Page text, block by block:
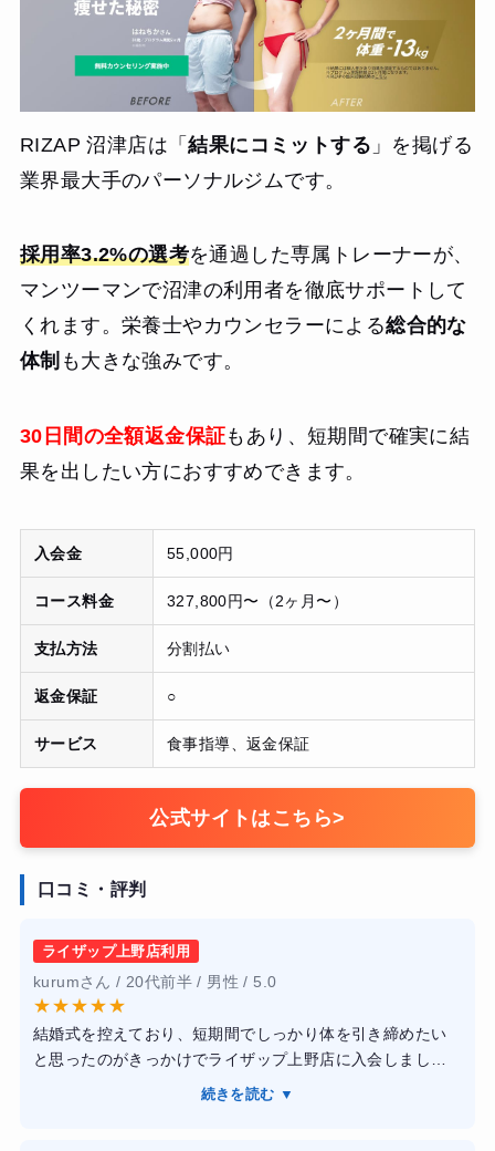
RIZAP 沼津店は「結果にコミットする 」を掲げる
業界最大手のパーソナルジムです。
採用率3.2%の選考を通過した専属トレーナーが、
マンツーマンで沼津の利用者を徹底サポートして
くれます。栄養士やカウンセラーによる総合的な
体制 も大きな強みです。
30日間の全額返金保証もあり、短期間で確実に結
果を出したい方におすすめできます。
入会金 55,000円
コース料金 327,800円〜（2ヶ月〜）
支払方法 分割払い
返金保証 ○
サービス 食事指導、返金保証
公式サイトはこちら>
口コミ・評判
ライザップ上野店利用
kurumさん / 20代前半 / 男性 / 5.0
★★★★★
結婚式を控えており、短期間でしっかり体を引き締めたい
と思ったのがきっかけでライザップ上野店に入会しまし
た。最初に目標体重や生活習慣を細かくヒアリングしても
続きを読む ▼